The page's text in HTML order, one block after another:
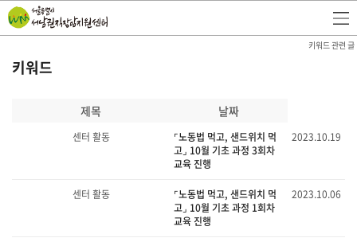
키워드
키워드 관련 글
제목 날짜
센터 활동
⌜노동법 먹고, 샌드위치 먹
고⌟ 10월 기초 과정 3회차
교육 진행
2023.10.19
센터 활동
⌜노동법 먹고, 샌드위치 먹
고⌟ 10월 기초 과정 1회차
교육 진행
2023.10.06